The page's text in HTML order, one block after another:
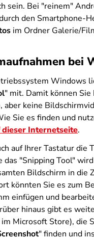
sein. Bei "reinem"
den Smartphone-
im Ordner Galerie/
bei
Windows
" mit. Damit können
aber keine
Sie es finden und
Internetseite.
auf Ihrer Tastatur die
das "Snipping Tool"
Bildschirm in die
könnten Sie es zum
einfügen und
hinaus gibt es
Microsoft Store), die
" finden und